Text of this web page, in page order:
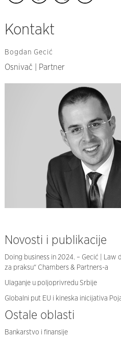
Kontakt
Bogdan Gecić
Osnivač | Partner
Novosti i publikacije
Doing business in 2024. – Gecić |
za praksu“ Chambers & Partners-a
Ulaganje u poljoprivredu Srbije
Globalni put EU i kineska inicijativa
Ostale oblasti
Bankarstvo i finansije